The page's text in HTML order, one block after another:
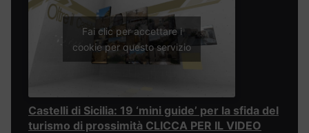
Fai clic per accettare i
cookie per questo servizio
Castelli di Sicilia: 19 ‘mini guide’ per la sfida del
turismo di prossimità CLICCA PER IL VIDEO